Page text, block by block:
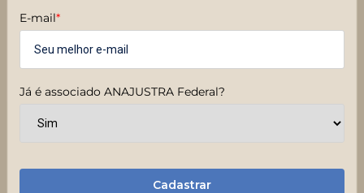
E-mail*
Já é associado ANAJUSTRA Federal?
Cadastrar